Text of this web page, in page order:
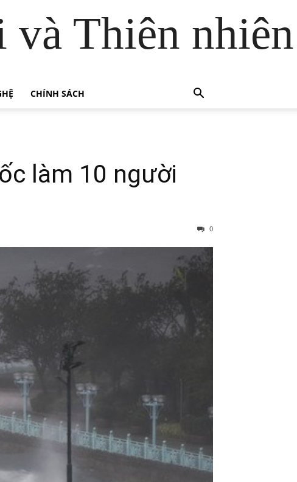
Thiên nhiên
CHÍNH SÁCH
làm 10 người
0